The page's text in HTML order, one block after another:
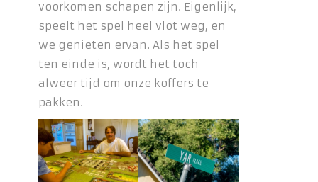
voorkomen schapen zijn. Eigenlijk,
speelt het spel heel vlot weg, en
we genieten ervan. Als het spel
ten einde is, wordt het toch
alweer tijd om onze koffers te
pakken.